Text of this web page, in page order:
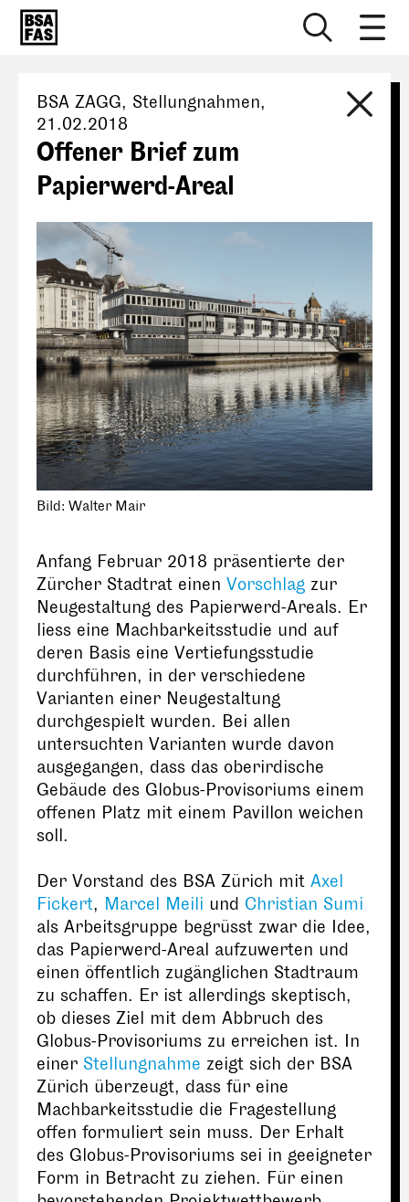
BSA ZAGG, Stellungnahmen,
21.02.2018
Offener Brief zum
Papierwerd-Areal
Bild: Walter Mair
Anfang Februar 2018 präsentierte der
Zürcher Stadtrat einen Vorschlag zur
Neugestaltung des Papierwerd-Areals. Er
liess eine Machbarkeitsstudie und auf
deren Basis eine Vertiefungsstudie
durchführen, in der verschiedene
Varianten einer Neugestaltung
durchgespielt wurden. Bei allen
untersuchten Varianten wurde davon
ausgegangen, dass das oberirdische
Gebäude des Globus-Provisoriums einem
offenen Platz mit einem Pavillon weichen
soll.
Der Vorstand des BSA Zürich mit Axel
Fickert, Marcel Meili und Christian Sumi
als Arbeitsgruppe begrüsst zwar die Idee,
das Papierwerd-Areal aufzuwerten und
einen öffentlich zugänglichen Stadtraum
zu schaffen. Er ist allerdings skeptisch,
ob dieses Ziel mit dem Abbruch des
Globus-Provisoriums zu erreichen ist. In
einer Stellungnahme zeigt sich der BSA
Zürich überzeugt, dass für eine
Machbarkeitsstudie die Fragestellung
offen formuliert sein muss. Der Erhalt
des Globus-Provisoriums sei in geeigneter
Form in Betracht zu ziehen. Für einen